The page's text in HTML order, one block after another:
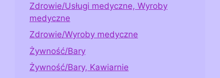
Zdrowie/Usługi medyczne, Wyroby
medyczne
Zdrowie/Wyroby medyczne
Żywność/Bary
Żywność/Bary, Kawiarnie